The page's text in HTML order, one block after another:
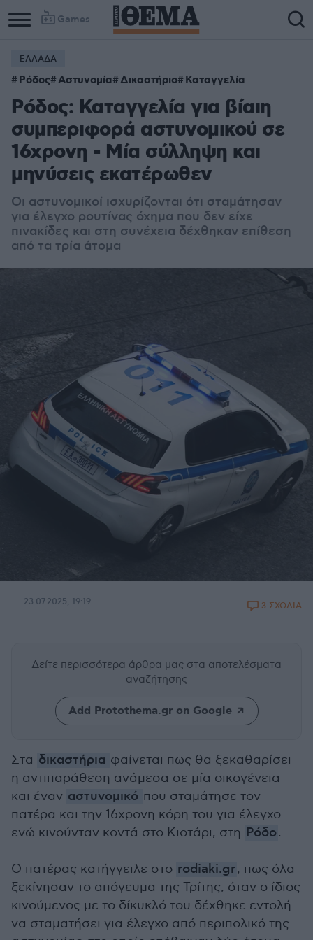
Games
ΕΛΛΑΔΑ
Ρόδος Αστυνομία Δικαστήριο Καταγγελία
Ρόδος: Καταγγελία για βίαιη
συμπεριφορά αστυνομικού σε
16χρονη - Μία σύλληψη και
μηνύσεις εκατέρωθεν
Οι αστυνομικοί ισχυρίζονται ότι σταμάτησαν
για έλεγχο ρουτίνας όχημα που δεν είχε
πινακίδες και στη συνέχεια δέχθηκαν επίθεση
από τα τρία άτομα
23.07.2025, 19:19 3 ΣΧΟΛΙΑ
Δείτε περισσότερα άρθρα μας στα αποτελέσματα
αναζήτησης
Add Protothema.gr on Google
Στα δικαστήρια φαίνεται πως θα ξεκαθαρίσει
η αντιπαράθεση ανάμεσα σε μία οικογένεια
και έναν αστυνομικό που σταμάτησε τον
πατέρα και την 16χρονη κόρη του για έλεγχο
ενώ κινούνταν κοντά στο Κιοτάρι, στη Ρόδο.
Ο πατέρας κατήγγειλε στο rodiaki.gr, πως όλα
ξεκίνησαν το απόγευμα της Τρίτης, όταν ο ίδιος
κινούμενος με το δίκυκλό του δέχθηκε εντολή
να σταματήσει για έλεγχο από περιπολικό της